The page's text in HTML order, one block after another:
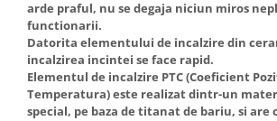
Scari metalice
Strungurii
Scule cu acumulator
Scule pentru electricieni
Masini de spalat vase
independente
Masini de spalat rufe
Masini de spalat rufe frontale
Masini de spalat rufe verticale
arde praful, nu se degaja niciun miros
functionarii.
Datorita elementului de incalzire din
incalzirea incintei se face rapid.
Elementul de incalzire PTC (Coeficient
Temperatura) este realizat dintr-un
special, pe baza de titanat de bariu, si are